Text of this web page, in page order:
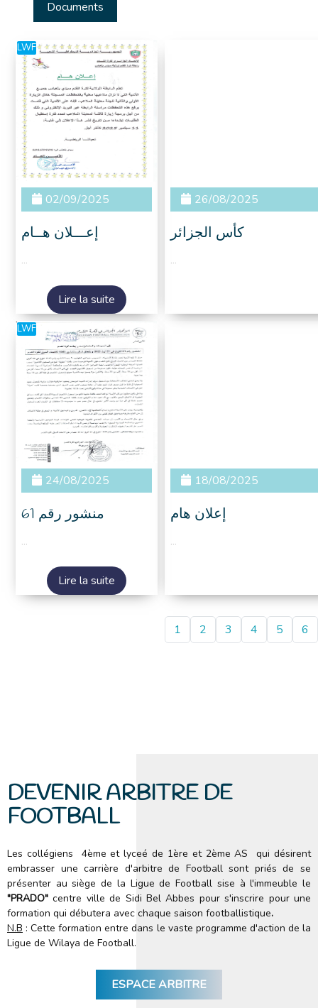
Documents
LWF
02/09/2025
إعـــلان هــام
...
Lire la suite
26/08/2025
كأس الجزائر
...
LWF
24/08/2025
منشور رقم 61
...
Lire la suite
18/08/2025
إعلان هام
...
1 2 3 4 5 6
DEVENIR ARBITRE DE
FOOTBALL
Les collégiens 4ème et lyceé de 1ère et 2ème AS
qui désirent
embrasser une carrière d'arbitre de Football sont priés de se
présenter au siège de la Ligue de Football sise à l'immeuble le
"PRADO"centre ville de Sidi Bel Abbes pour s'inscrire pour une
formation qui débutera avec chaque saison footballistique.
N.B : Cette formation entre dans le vaste programme d'action de la
Ligue de Wilaya de Football.
ESPACE ARBITRE